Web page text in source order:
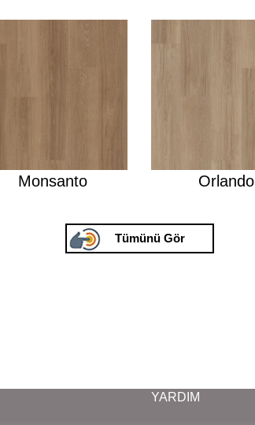
Monsanto Orlando
Tümünü Gör
YARDIM